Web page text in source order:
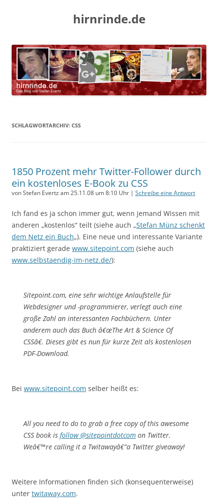
hirnrinde.de
SCHLAGWORTARCHIV: CSS
1850 Prozent mehr Twitter-Follower durch
ein kostenloses E-Book zu CSS
von Stefan Evertz am 25.11.08 um 8:10 Uhr | Schreibe eine Antwort
Ich fand es ja schon immer gut, wenn jemand Wissen mit
anderen „kostenlos“ teilt (siehe auch „Stefan Münz schenkt
dem Netz ein Buch„). Eine neue und interessante Variante
praktiziert gerade www.sitepoint.com (siehe auch
www.selbstaendig-im-netz.de/):
Sitepoint.com, eine sehr wichtige Anlaufstelle für
Webdesigner und -programmierer, verlegt auch eine
große Zahl an interessanten Fachbüchern. Unter
anderem auch das Buch â€œThe Art & Science Of
CSSâ€. Dieses gibt es nun für kurze Zeit als kostenlosen
PDF-Download.
Bei www.sitepoint.com selber heißt es:
All you need to do to grab a free copy of this awesome
CSS book is follow @sitepointdotcom on Twitter.
Weâ€™re calling it a Twitawayâ€”a Twitter giveaway!
Weitere Informationen finden sich (konsequenterweise)
unter twitaway.com.